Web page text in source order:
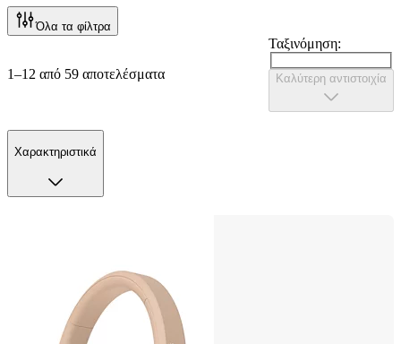
Όλα τα φίλτρα
1–12 από 59 αποτελέσματα
Ταξινόμηση:
Καλύτερη αντιστοιχία
Χαρακτηριστικά